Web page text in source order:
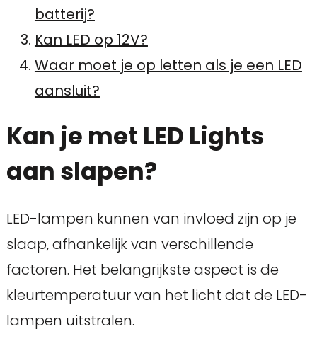
batterij?
Kan LED op 12V?
Waar moet je op letten als je een LED
aansluit?
Kan je met LED Lights
aan slapen?
LED-lampen kunnen van invloed zijn op je
slaap, afhankelijk van verschillende
factoren. Het belangrijkste aspect is de
kleurtemperatuur van het licht dat de LED-
lampen uitstralen.